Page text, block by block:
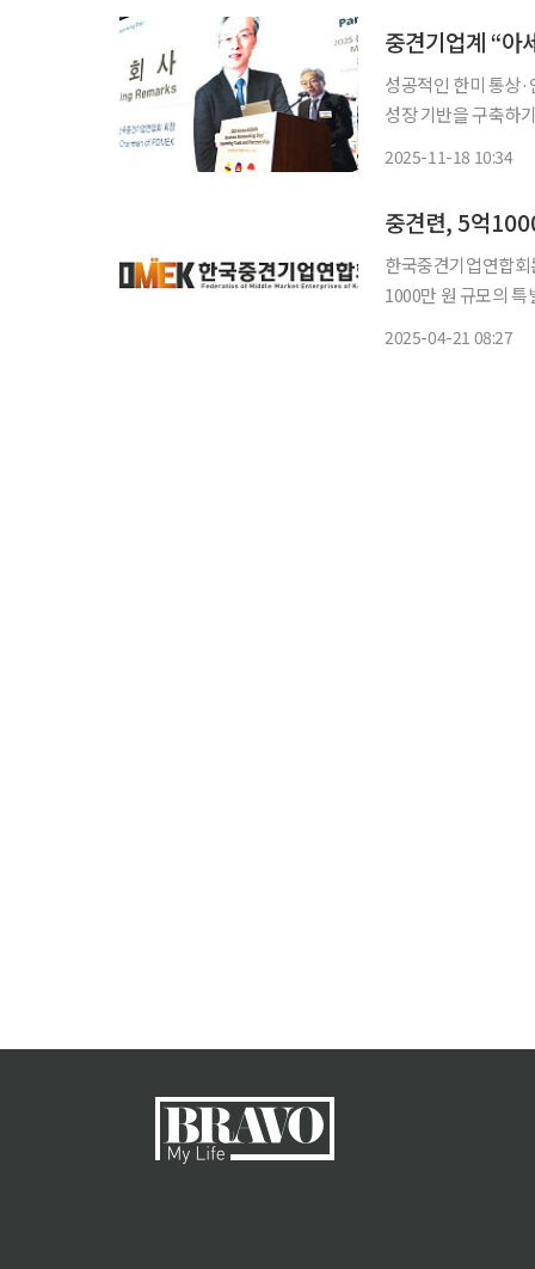
중견기업계 “아
성공적인 한미 통상
성장 기반을 구축하
2025-11-18 10:34
중견련, 5억
한국중견기업연합
1000만 원 규모의
2025-04-21 08:27